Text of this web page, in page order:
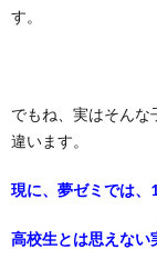
す。
でもね、実はそんな
違います。
現に、夢ゼミでは、
高校生とは思えない